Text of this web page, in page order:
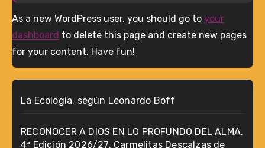
As a new WordPress user, you should go to your
dashboard to delete this page and create new pages
for your content. Have fun!
La Ecología, según Leonardo Boff
RECONOCER A DIOS EN LO PROFUNDO DEL ALMA.
4ª Edición 2026/27. Carmelitas Descalzas de